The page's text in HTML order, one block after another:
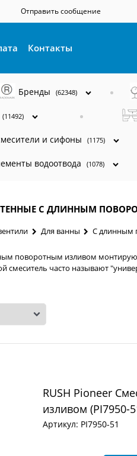
Отправить сообщение
Контакты
Бренды (62348)
(11492)
и сифоны (1175)
водоотвода (1078)
С ДЛИННЫМ
Для ванны С длинным
поворотным изливом
смеситель часто называют
RUSH Pioneer
изливом (PI7950-
Артикул: PI7950-51